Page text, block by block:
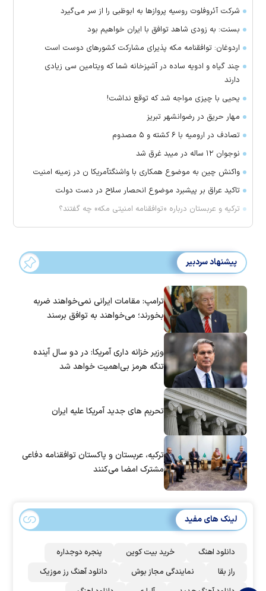
شرکت آئروفلوت روسیه پرواز‌ها به ابوظبی را از سر می‌گیرد
بسنت: به زودی شاهد توافق با ایران خواهیم بود
اردوغان: توافقنامه مکه پذیرای مشارکت کشور‌های دوست است
چند گیاه و ادویه ساده در آشپزخانه شما که ویتامین سی زیادی
دارند
یحیی با چیزی مواجه شد که توقع نداشت!
مهار حریق در رضوانشهر تبریز
تصادف در ارومیه با ۶ کشته و ۵ مصدوم
نوجوان ۱۲ ساله در میبد غرق شد
واکنش چین به موضوع همکاری با واشنگتآمریکا ن در زمینه امنیت
تاکید عراق بر پیشبرد موضوع انحصار سلاح در دست دولت
ترکیه و عربستان درباره «توافقنامه امنیتی مکه» چه گفتند؟
پیشنهاد سردبیر
ترامپ: مقامات ایرانی نمی‌خواهند ضربه
بخورند؛ می‌خواهند به توافق برسند
وزیر خزانه داری آمریکا: در دو سال آینده
تنگه هرمز بی‌اهمیت خواهد شد
تحریم های جدید آمریکا علیه ایران
ترکیه، عربستان و پاکستان توافقنامه دفاعی
مشترک امضا می‌کنند
لینک های مفید
دانلود اهنگ خرید بیت کوین
پنجره دوجداره
راز بقا
نمایندگی مجاز بوش
دانلود آهنگ رز‌ موزیک